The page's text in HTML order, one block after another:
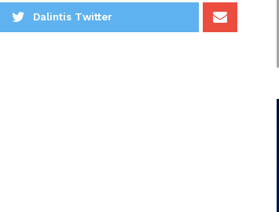
Dalintis Twitter